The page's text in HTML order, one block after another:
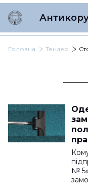
Головна Тендер
№ 5»